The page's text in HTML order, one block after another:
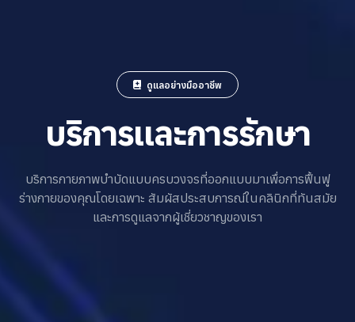
ดูแลอย่างมืออาชีพ
บริการและการรักษา
บริการกายภาพบำบัดแบบครบวงจรที่ออกแบบมาเพื่อการฟื้นฟู
ร่างกายของคุณโดยเฉพาะ สัมผัสประสบการณ์ในคลินิกที่ทันสมัย
และการดูแลจากผู้เชี่ยวชาญของเรา